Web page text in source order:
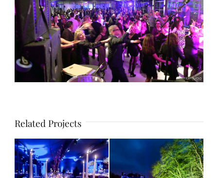
Related Projects